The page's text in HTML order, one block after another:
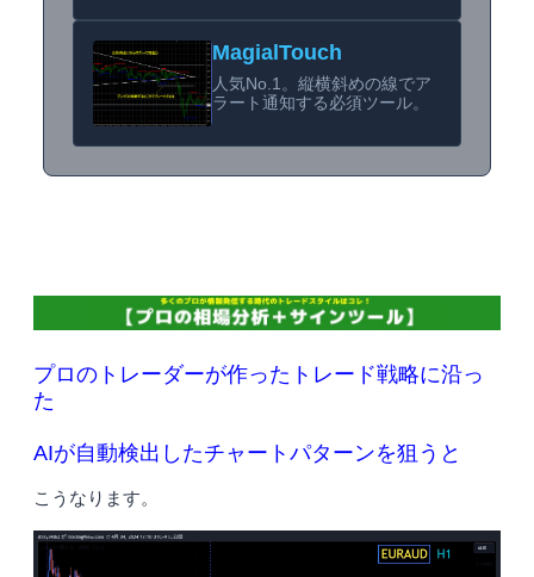
MagialTouch
人気No.1。縦横斜めの線でア
ラート通知する必須ツール。
プロのトレーダーが作ったトレード戦略に沿っ
た
AIが自動検出したチャートパターンを狙うと
こうなります。